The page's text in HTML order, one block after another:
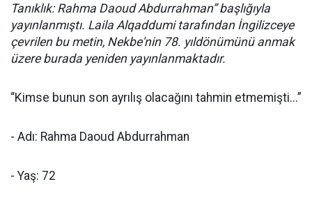
Tanıklık: Rahma Daoud Abdurrahman” başlığıyla
yayınlanmıştı. Laila Alqaddumi tarafından İngilizceye
çevrilen bu metin, Nekbe'nin 78. yıldönümünü anmak
üzere burada yeniden yayınlanmaktadır.
“Kimse bunun son ayrılış olacağını tahmin etmemişti...”
- Adı: Rahma Daoud Abdurrahman
- Yaş: 72